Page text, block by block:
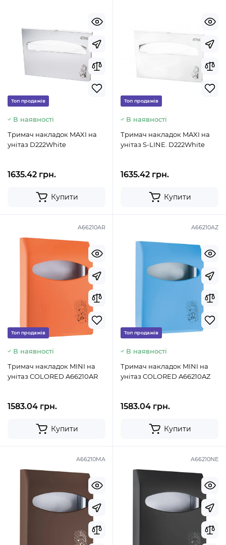
Топ продажів
В наявності
Тримач накладок MAXI на
унітаз D222White
1635.42 грн.
Купити
Топ продажів
В наявності
Тримач накладок MAXI на
унітаз S-LINE. D222White
1635.42 грн.
Купити
A66210AR
Топ продажів
В наявності
Тримач накладок MINI на
унітаз COLORED A66210AR
1583.04 грн.
Купити
A66210AZ
Топ продажів
В наявності
Тримач накладок MINI на
унітаз COLORED A66210AZ
1583.04 грн.
Купити
A66210MA A66210NE